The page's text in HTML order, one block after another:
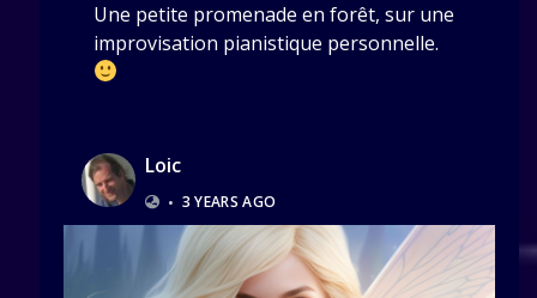
Une petite promenade en forêt, sur une
improvisation pianistique personnelle.
Loic
• 3 YEARS AGO